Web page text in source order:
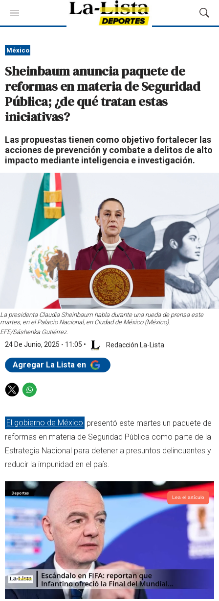
M
e
ú
M
o
e
d
México
Sheinbaum anuncia paquete de
reformas en materia de Seguridad
Pública; ¿de qué tratan estas
iniciativas?
Las propuestas tienen como objetivo fortalecer las
acciones de prevención y combate a delitos de alto
impacto mediante inteligencia e investigación.
La presidenta Claudia Sheinbaum habla durante una rueda de prensa este
martes, en el Palacio Nacional, en Ciudad de México (México).
EFE/Sáshenka Gutiérrez.
24 De Junio, 2025 - 11:05 • Redacción La-Lista
Agregar La Lista en
T
i
t
t
e
r
W
a
t
s
p
p
El gobierno de México presentó este martes un paquete de
reformas en materia de Seguridad Pública como parte de la
Estrategia Nacional para detener a presuntos delincuentes y
reducir la impunidad en el país.
Lea el artículo